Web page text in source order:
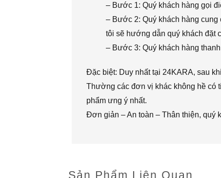
– Bước 1: Quý khách hàng gọi
– Bước 2: Quý khách hàng
tôi sẽ hướng dẫn quý khách đặt
– Bước 3: Quý khách hàng
Đặc biệt: Duy nhất tại 24KARA, sau
Thường các đơn vị khác không hề có
phẩm ưng ý nhất.
Đơn giản – An toàn – Thân thiện, quý
Sản Phẩm Liên Quan